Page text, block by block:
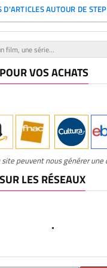
D'ARTICLES AUTOUR DE
VOS ACHATS
site peuvent nous générer une
LES RÉSEAUX